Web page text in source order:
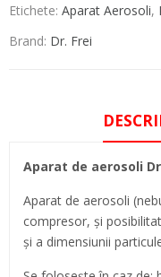
Etichete: Aparat Aerosoli,
Brand: Dr. Frei
Aparat de aerosoli
Aparat de aerosoli
compresor, și
și a dimensiunii